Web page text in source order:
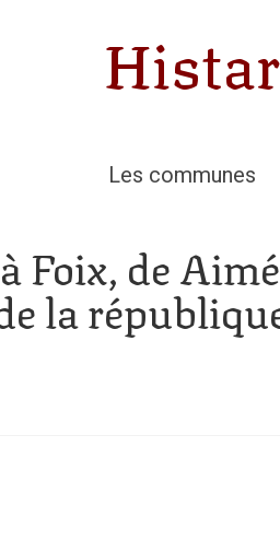
Les communes
Foix, de
la